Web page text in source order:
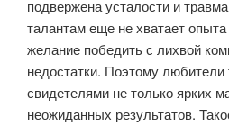
подвержена усталости и
талантам еще не хватает
желание победить с лихвой
недостатки. Поэтому любители
свидетелями не только ярких
неожиданных результатов.